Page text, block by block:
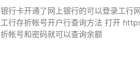
银行卡开通了网上银行的可以登录工行
工行存折帐号开户行查询方法 打开
折帐号和密码就可以查询余额